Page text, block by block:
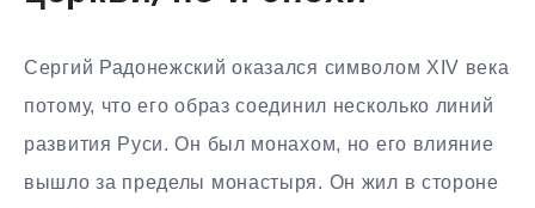
Сергий Радонежский оказался символом XIV века
потому, что его образ соединил несколько линий
развития Руси. Он был монахом, но его влияние
вышло за пределы монастыря. Он жил в стороне